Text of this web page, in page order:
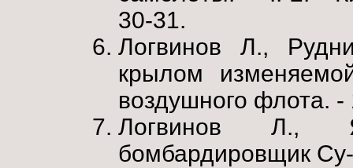
30-31.
Логвинов Л.,
крылом
воздушного флота.
Логвинов Л.,
бомбардировщик